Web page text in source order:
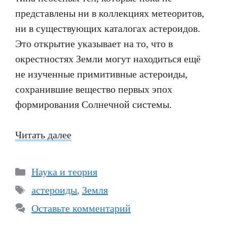
представлены ни в коллекциях метеоритов,
ни в существующих каталогах астероидов.
Это открытие указывает на то, что в
окрестностях Земли могут находиться ещё
не изученные примитивные астероиды,
сохранившие вещество первых эпох
формирования Солнечной системы.
Читать далее
Рубрики
Наука и теория
Метки
астероиды, Земля
Оставьте комментарий